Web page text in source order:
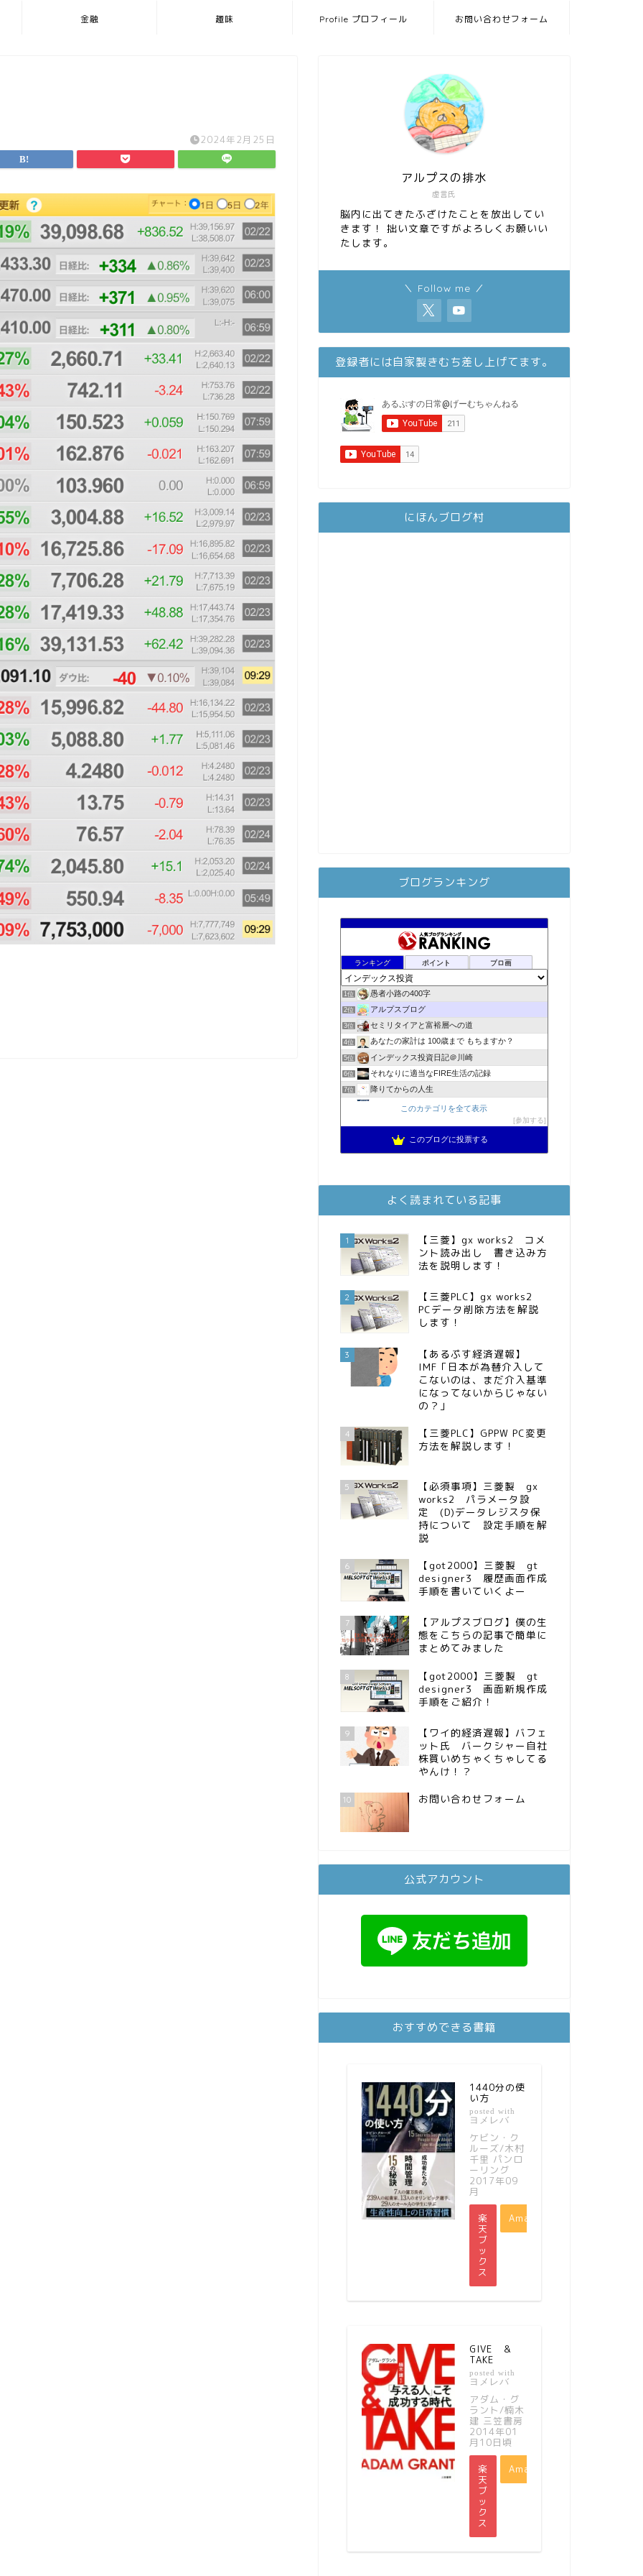
金融 趣味 Profile プロフィール お問い合わせフォーム
2024年2月25日
虚言氏
アルプスの排水
脳内に出てきたふざけたことを放出してい
きます！ 拙い文章ですがよろしくお願いい
たします。
＼ Follow me ／
登録者には自家製きむち差し上げてます。
にほんブログ村
ブログランキング
ランキング ポイント ブロ画
1位 愚者小路の400字
2位 アルプスブログ
3位 セミリタイアと富裕層への道
4位 あなたの家計は 100歳まで もちますか？
5位 インデックス投資日記＠川崎
6位 それなりに適当なFIRE生活の記録
7位 降りてからの人生
2023年(46歳)FIRE！！！＠20XX年FIRE！！！
スパコンSEが効率的投資で一家セミリタイアするブログ
11位 MBAのインデックス投資日記
13位 庶民的家族がインデックス投資でセミリタイア目指してみた
FPが実践するお金の知恵を磨く勉強会
15位 インデックス投資でも富裕層
このカテゴリを全て表示
参加する
このブログに投票する
よく読まれている記事
1
【三菱】gx works2 コメ
ント読み出し 書き込み方
法を説明します！
2
【三菱PLC】gx works2
PCデータ削除方法を解説
します！
3
【あるぷす経済遅報】
IMF「日本が為替介入して
こないのは、まだ介入基準
になってないからじゃない
の？」
4
【三菱PLC】GPPW PC変更
方法を解説します！
5
【必須事項】三菱製 gx
works2 パラメータ設
定 (D)データレジスタ保
持について 設定手順を解
説
6
【got2000】三菱製 gt
designer3 履歴画面作成
手順を書いていくよー
7
【アルプスブログ】僕の生
態をこちらの記事で簡単に
まとめてみました
8
【got2000】三菱製 gt
designer3 画面新規作成
手順をご紹介！
9
【ワイ的経済遅報】バフェ
ット氏 バークシャー自社
株買いめちゃくちゃしてる
やんけ！？
10 お問い合わせフォーム
公式アカウント
おすすめできる書籍
1440分の使
い方
posted with
ヨメレバ
ケビン・ク
ルーズ/木村
千里 パンロ
ーリング
2017年09
月
楽
天
ブ
ッ
ク
ス
Amazon
GIVE ＆
TAKE
posted with
ヨメレバ
アダム・グ
ラント/楠木
建 三笠書房
2014年01
月10日頃
楽
天
ブ
ッ
ク
ス
Amazon